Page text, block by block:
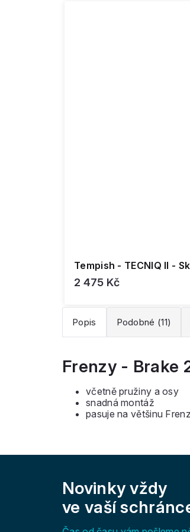
Tempish - TECNIQ II -
2 475 Kč
Popis Podobné (11)
Frenzy - Brake
včetně pružiny a osy
snadná montáž
pasuje na většinu
Novinky vždy
ve vaší